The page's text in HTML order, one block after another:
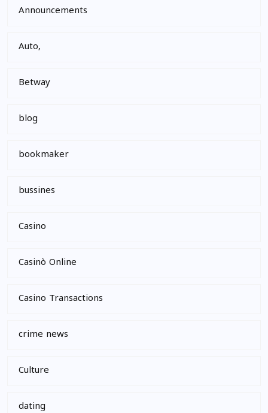
Announcements
Auto,
Betway
blog
bookmaker
bussines
Casino
Casinò Online
Casino Transactions
crime news
Culture
dating